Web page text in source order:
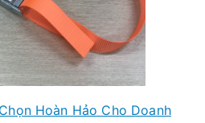
Hoàn Hảo Cho Doanh